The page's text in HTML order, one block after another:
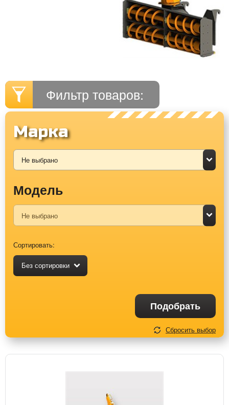
Фильтр товаров:
Марка
Модель
Сортировать:
Без сортировки
Подобрать
Сбросить выбор